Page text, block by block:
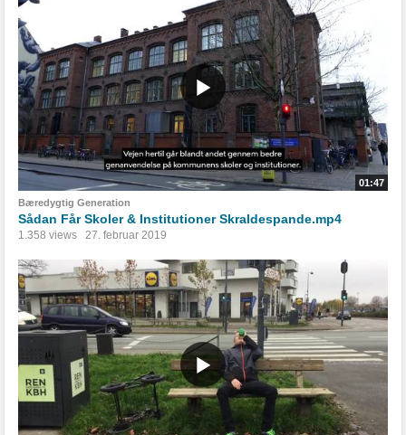
01:47
Bæredygtig Generation
Sådan Får Skoler & Institutioner Skraldespande.mp4
1.358 views 27. februar 2019